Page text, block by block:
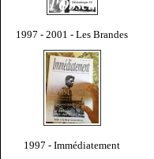
1997 - 2001 - Les Brandes
1997 - Immédiatement